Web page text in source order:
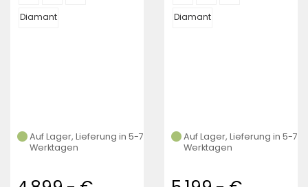
Diamant
Auf Lager, Lieferung in 5-7
Werktagen
Diamant
Auf Lager, Lieferung in 5-7
Werktagen